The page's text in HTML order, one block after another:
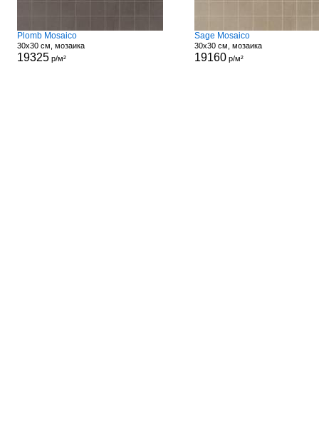
Plomb Mosaico
30x30 см, мозаика
19325р/м²
Sage Mosaico
30x30 см, мозаика
19160р/м²